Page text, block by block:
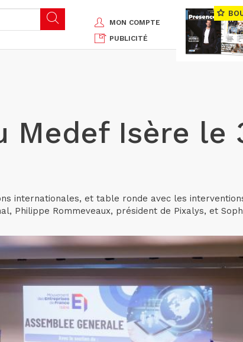
MON COMPTE
PUBLICITÉ
Medef Isère le
internationales, et table ronde avec les
Philippe Rommeveaux, président de Pixalys, et